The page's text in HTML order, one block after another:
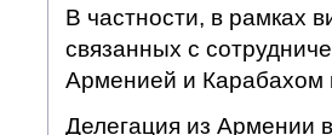
В частности, в рамках
связанных с
Арменией и
Делегация из Армении